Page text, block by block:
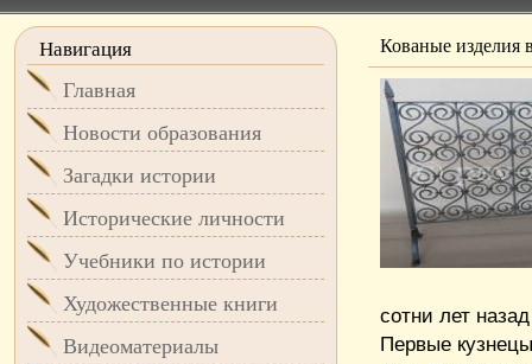
Кованые изделия
сотни лет
Первые
Навигация
Главная
Новости образования
Загадки истории
Исторические личности
Учебники по истории
Художественные книги
Видеоматериалы